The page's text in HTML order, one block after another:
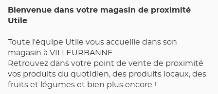
Bienvenue dans votre magasin de proximité
Utile
Toute l'équipe Utile vous accueille dans son
magasin à VILLEURBANNE .
Retrouvez dans votre point de vente de proximité
vos produits du quotidien, des produits locaux, des
fruits et légumes et bien plus encore !